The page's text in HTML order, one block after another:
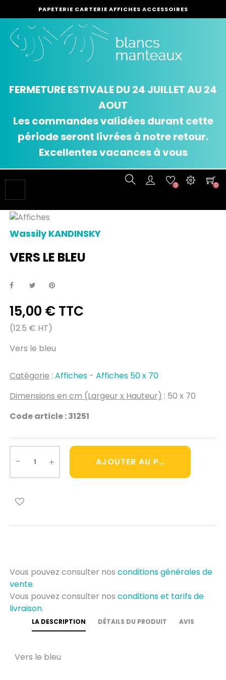
PAPETERIE CARTERIE AFFICHES ACCESSOIRES
FERMETURE ESTIVALE DU 24 JUILLET AU 24
AOUT
Les commandes validées durant cette
période seront livrées à notre retour.
Excellentes vacances à vous
la
navigation
0 0
Wassily KANDINSKY
VERS LE BLEU
15,00 € TTC
(12.5 € HT)
Vers le bleu
Catégorie : Affiches - Affiches 50 x 70
Dimensions en cm (Largeur x Hauteur) : 50 x 70
Code article : 31251
AJOUTER AU PANIER
Vous pouvez consulter nos conditions générales de
vente.
Vous pouvez consulter nos conditions et tarifs de
livraison.
LA DESCRIPTION DÉTAILS DU PRODUIT AVIS
Vers le bleu